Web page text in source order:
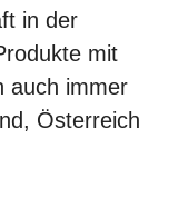
in der
mit
auch immer
Österreich